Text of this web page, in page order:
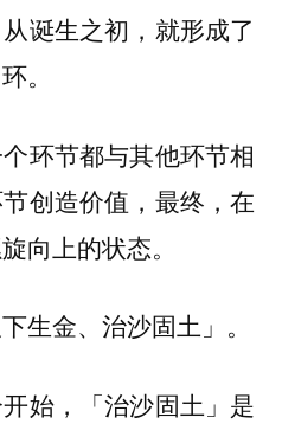
诞生之初，就形成了
。
环节都与其他环节相
创造价值，最终，在
向上的状态。
生金、治沙固土」。
始，「治沙固土」是